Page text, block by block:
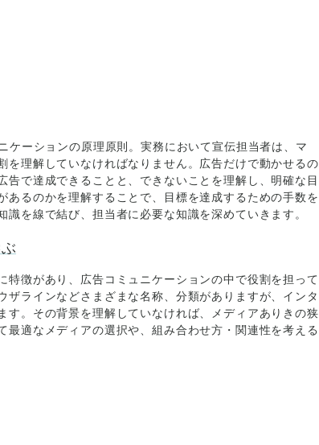
ーションの原理原則。実務において宣伝担当者は、マ
理解していなければなりません。広告だけで動かせるの
で達成できることと、できないことを理解し、明確な目
るのかを理解することで、目標を達成するための手数を
を線で結び、担当者に必要な知識を深めていきます。
徴があり、広告コミュニケーションの中で役割を担って
ラインなどさまざまな名称、分類がありますが、インタ
。その背景を理解していなければ、メディアありきの狭
適なメディアの選択や、組み合わせ方・関連性を考える